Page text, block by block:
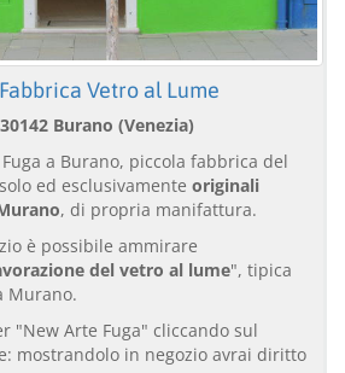
Vetro al Lume
Burano (Venezia)
a Burano, piccola fabbrica del
ed esclusivamente originali
, di propria manifattura.
è possibile ammirare
del vetro al lume", tipica
Murano.
"New Arte Fuga" cliccando sul
mostrandolo in negozio avrai diritto